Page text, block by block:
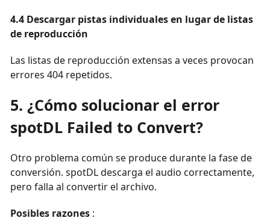
4.4 Descargar pistas individuales en lugar de listas
de reproducción
Las listas de reproducción extensas a veces provocan
errores 404 repetidos.
5. ¿Cómo solucionar el error
spotDL Failed to Convert?
Otro problema común se produce durante la fase de
conversión. spotDL descarga el audio correctamente,
pero falla al convertir el archivo.
Posibles razones :